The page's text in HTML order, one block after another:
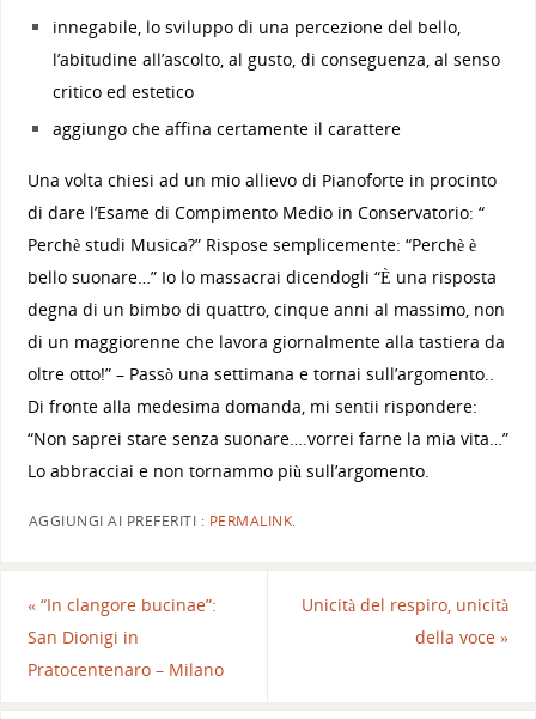
innegabile, lo sviluppo di una percezione del bello,
l’abitudine all’ascolto, al gusto, di conseguenza, al senso
critico ed estetico
aggiungo che affina certamente il carattere
Una volta chiesi ad un mio allievo di Pianoforte in procinto
di dare l’Esame di Compimento Medio in Conservatorio: “
Perchè studi Musica?” Rispose semplicemente: “Perchè è
bello suonare…” Io lo massacrai dicendogli “È una risposta
degna di un bimbo di quattro, cinque anni al massimo, non
di un maggiorenne che lavora giornalmente alla tastiera da
oltre otto!” – Passò una settimana e tornai sull’argomento..
Di fronte alla medesima domanda, mi sentii rispondere:
“Non saprei stare senza suonare….vorrei farne la mia vita…”
Lo abbracciai e non tornammo più sull’argomento.
AGGIUNGI AI PREFERITI : PERMALINK.
«“In clangore bucinae”:
San Dionigi in
Pratocentenaro – Milano
Unicità del respiro, unicità
della voce»